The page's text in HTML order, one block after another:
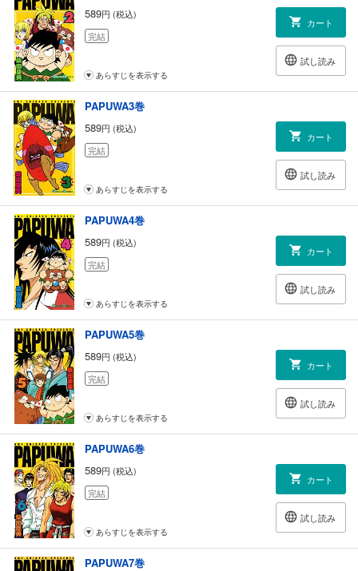
589円 (税込)
完結
カート
試し読み
あらすじを表示する
PAPUWA3巻
589円 (税込)
完結
カート
試し読み
あらすじを表示する
PAPUWA4巻
589円 (税込)
完結
カート
試し読み
あらすじを表示する
PAPUWA5巻
589円 (税込)
完結
カート
試し読み
あらすじを表示する
PAPUWA6巻
589円 (税込)
完結
カート
試し読み
あらすじを表示する
PAPUWA7巻